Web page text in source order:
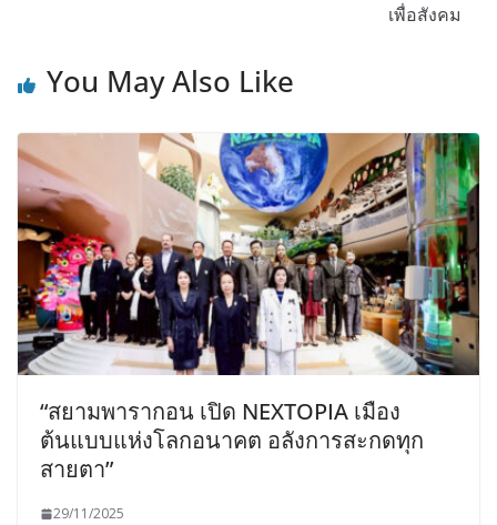
เพื่อสังคม
You May Also Like
“สยามพารากอน เปิด NEXTOPIA เมือง
ต้นแบบแห่งโลกอนาคต อลังการสะกดทุก
สายตา”
29/11/2025